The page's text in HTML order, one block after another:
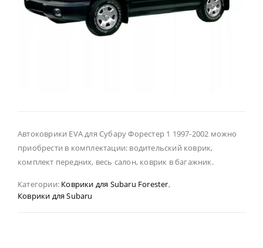
Автоковрики EVA для Субару Форестер 1 1997-2002 можно
приобрести в комплектации: водительский коврик,
комплект передних, весь салон, коврик в багажник.
Категории: Коврики для Subaru Forester,
Коврики для Subaru